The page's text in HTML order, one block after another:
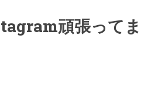
頑張ってま